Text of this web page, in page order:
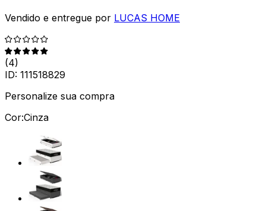
Vendido e entregue por LUCAS HOME
(4)
ID: 111518829
Personalize sua compra
Cor:Cinza